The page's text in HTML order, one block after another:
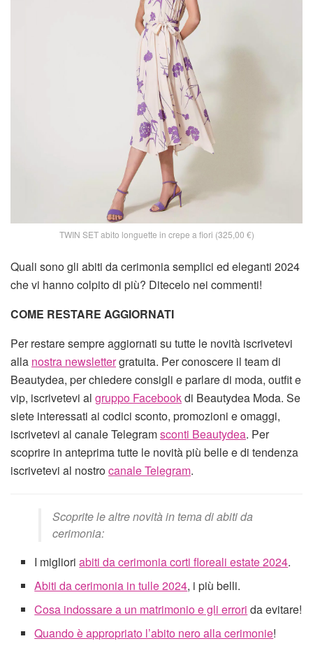
TWIN SET abito longuette in crepe a fiori (325,00 €)
Quali sono gli abiti da cerimonia semplici ed eleganti 2024
che vi hanno colpito di più? Ditecelo nei commenti!
COME RESTARE AGGIORNATI
Per restare sempre aggiornati su tutte le novità iscrivetevi
alla nostra newslettergratuita. Per conoscere il team di
Beautydea, per chiedere consigli e parlare di moda, outfit e
vip, iscrivetevi al gruppo Facebookdi Beautydea Moda. Se
siete interessati ai codici sconto, promozioni e omaggi,
iscrivetevi al canale Telegramsconti Beautydea. Per
scoprire in anteprima tutte le novità più belle e di tendenza
iscrivetevi al nostrocanale Telegram.
Scoprite le altre novità in tema di abiti da
cerimonia:
I miglioriabiti da cerimonia corti floreali estate 2024.
Abiti da cerimonia in tulle 2024, i più belli.
Cosa indossare a un matrimonio e gli errori da evitare!
Quando è appropriato l’abito nero alla cerimonie!